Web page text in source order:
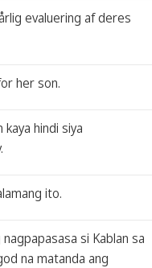
evaluering af deres
her son.
hindi siya
ito.
si Kablan sa
na matanda ang